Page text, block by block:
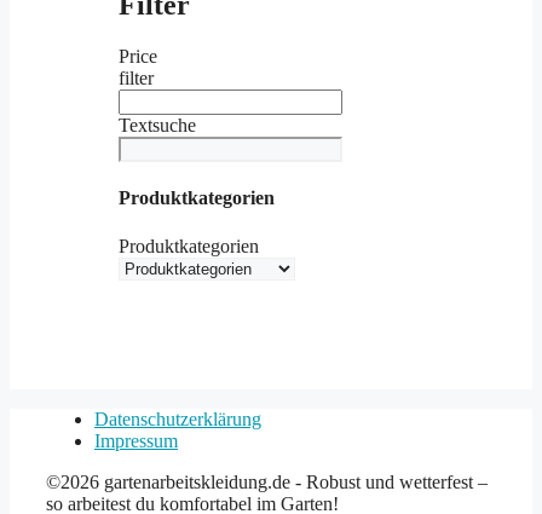
Price
filter
Textsuche
Produktkategorien
Produktkategorien
Datenschutzerklärung
Impressum
©2026 gartenarbeitskleidung.de - Robust und wetterfest –
so arbeitest du komfortabel im Garten!